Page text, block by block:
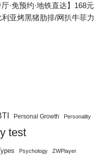
·免预约·地铁直达】168元
亚烤黑猪肋排/网扒牛菲力
Personal Growth Personality
test
Psychology ZWPlayer